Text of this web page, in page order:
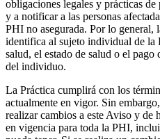
obligaciones legales y prácticas
y a notificar a las personas
PHI no asegurada. Por lo general,
identifica al sujeto individual de la
salud, el estado de salud o el
del individuo.
La Práctica cumplirá con los
actualmente en vigor. Sin
realizar cambios a este Aviso y de
en vigencia para toda la PHI,